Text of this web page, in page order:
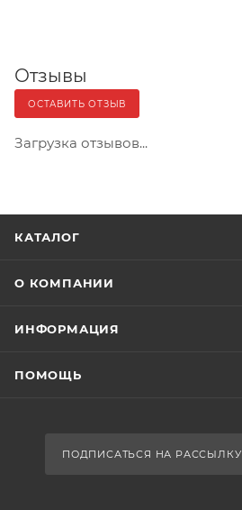
Отзывы
ОСТАВИТЬ ОТЗЫВ
Загрузка отзывов...
КАТАЛОГ
О КОМПАНИИ
ИНФОРМАЦИЯ
ПОМОЩЬ
ПОДПИСАТЬСЯ НА РАССЫЛКУ